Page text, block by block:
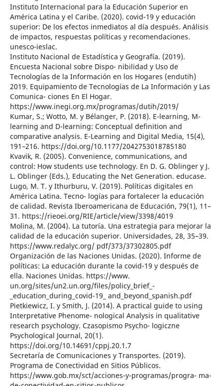
Instituto Internacional para la Educación Superior en
América Latina y el Caribe. (2020). covid-19 y educación
superior: De los efectos inmediatos al día después. Análisis
de impactos, respuestas políticas y recomendaciones.
unesco-ieslac.
Instituto Nacional de Estadística y Geografía. (2019).
Encuesta Nacional sobre Dispo- nibilidad y Uso de
Tecnologías de la Información en los Hogares (endutih)
2019. Equipamiento de Tecnologías de La Información y Las
Comunica- ciones En El Hogar.
https://www.inegi.org.mx/programas/dutih/2019/
Kumar, S.; Wotto, M. y Bélanger, P. (2018). E-learning, M-
learning and D-learning: Conceptual definition and
comparative analysis. E-Learning and Digital Media, 15(4),
191–216. https://doi.org/10.1177/2042753018785180
Kvavik, R. (2005). Convenience, communications, and
control: How students use technology. En D. G. Oblinger y J.
L. Oblinger (Eds.), Educating the Net Generation. educase.
Lugo, M. T. y Ithurburu, V. (2019). Políticas digitales en
América Latina. Tecno- logías para fortalecer la educación
de calidad. Revista Iberoamericana de Educación, 79(1), 11–
31. https://rieoei.org/RIE/article/view/3398/4019
Molina, M. (2004). La tutoría. Una estrategia para mejorar la
calidad de la educación superior. Universidades, 28, 35–39.
https://www.redalyc.org/ pdf/373/37302805.pdf
Organización de las Naciones Unidas. (2020). Informe de
políticas: La educación durante la covid-19 y después de
ella. Naciones Unidas. https://www.
un.org/sites/un2.un.org/files/policy_brief_-
_education_during_covid-19_ and_beyond_spanish.pdf
Pietkiewicz, I. y Smith, J. (2014). A practical guide to using
Interpretative Phenome- nological Analysis in qualitative
research psychology. Czasopismo Psycho- logiczne
Psychological Journal, 20(1).
https://doi.org/10.14691/cppj.20.1.7
Secretaría de Comunicaciones y Transportes. (2019).
Programa de Conectividad en Sitios Públicos.
https://www.gob.mx/sct/acciones-y-programas/progra- ma-